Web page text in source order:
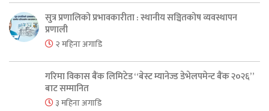
सुत्र प्रणालिको प्रभावकारीता : स्थानीय सञ्चितकोष व्यवस्थापन
प्रणाली
२ महिना अगाडि
गरिमा विकास बैंक लिमिटेड “बेस्ट म्यानेज्ड डेभेलपमेन्ट बैंक २०२६”
बाट सम्मानित
३ महिना अगाडि